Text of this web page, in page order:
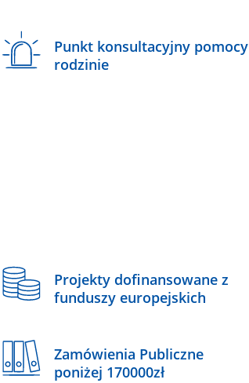
Punkt konsultacyjny pomocy
rodzinie
Projekty dofinansowane z
funduszy europejskich
Zamówienia Publiczne
poniżej 170000zł